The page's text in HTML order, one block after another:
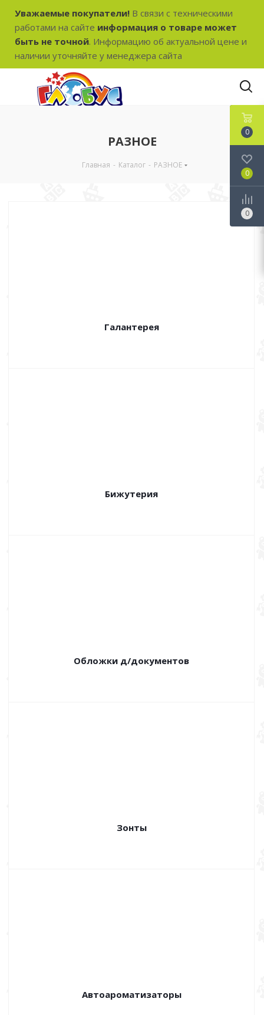
Уважаемые покупатели! В связи с техническими
работами на сайте информация о товаре может
быть не точной. Информацию об актуальной цене и
наличии уточняйте у менеджера сайта
РАЗНОЕ
Главная - Каталог - РАЗНОЕ
Галантерея
Бижутерия
Обложки д/документов
Зонты
Автоароматизаторы
0
0
0